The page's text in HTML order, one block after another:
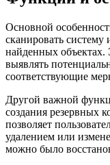
Основной
сканировать систему
найденных объектах.
выявлять
соответствующие
Другой важной
создания резервных
позволяет
удалением или
можно было